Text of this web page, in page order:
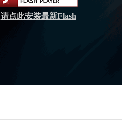
请点此安装最新Flash